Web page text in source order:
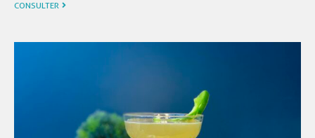
CONSULTER